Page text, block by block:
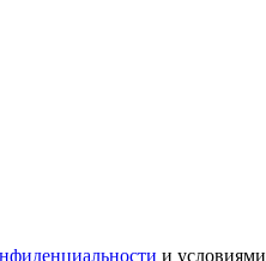
и условиями